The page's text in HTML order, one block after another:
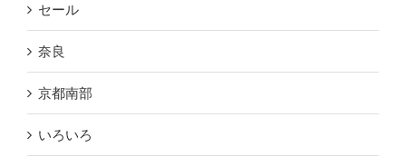
セール
奈良
京都南部
いろいろ